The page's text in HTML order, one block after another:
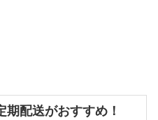
期配送がおすすめ！